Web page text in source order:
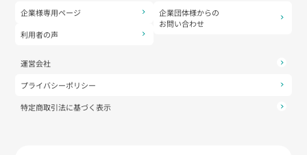
企業様専用ページ
利用者の声
企業団体様からの
お問い合わせ
運営会社
プライバシーポリシー
特定商取引法に基づく表示